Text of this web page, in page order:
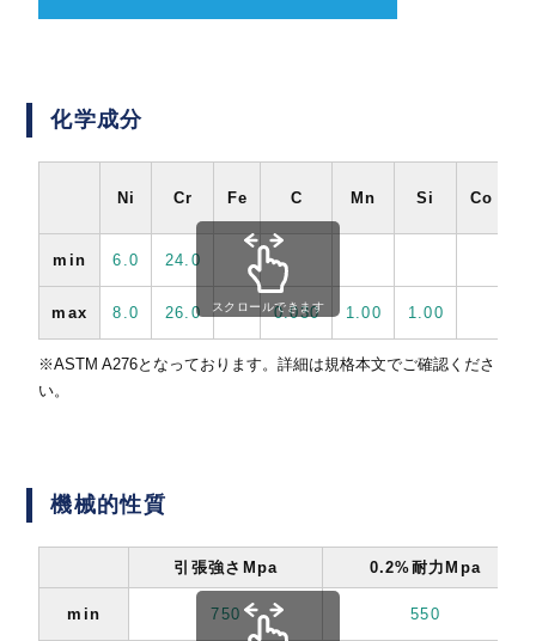
化学成分
Ni Cr Fe C Mn Si Co
min 6.0 24.0
max 8.0 26.0 0.030 1.00 1.00
スクロールできます
※ASTM A276となっております。詳細は規格本文でご確認くださ
い。
機械的性質
引張強さMpa 0.2%耐力Mpa
min 750 550